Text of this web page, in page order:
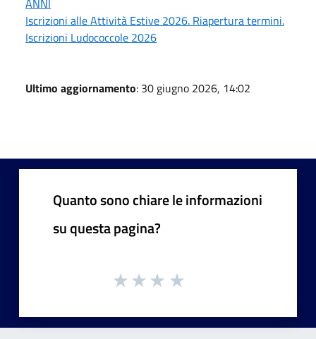
Iscrizioni alle Attività Estive 2026. Riapertura termini.
Iscrizioni Ludococcole 2026
Ultimo aggiornamento: 30 giugno 2026, 14:02
Quanto sono chiare le informazioni
su questa pagina?